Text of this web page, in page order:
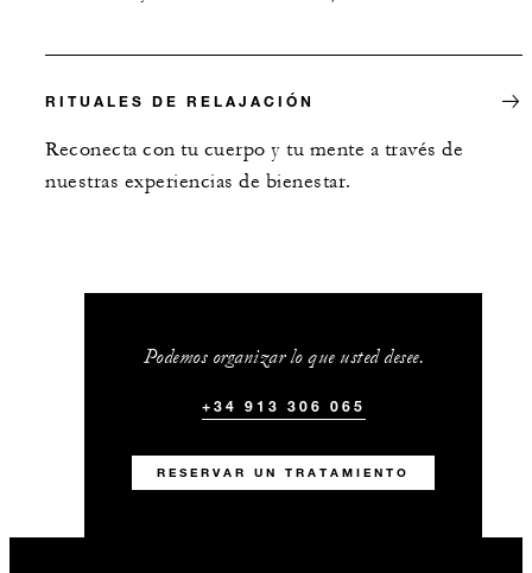
RITUALES DE RELAJACIÓN
Reconecta con tu cuerpo y tu mente a través de
nuestras experiencias de bienestar.
Podemos organizar lo que usted desee.
+34 913 306 065
RESERVAR UN TRATAMIENTO